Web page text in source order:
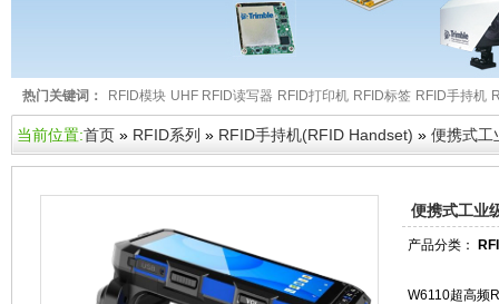
热门关键词： RFID模块 UHF RFID读写器 RFID打印机 RFID标签 RFID手持机
当前位置:首页 » RFID系列 » RFID手持机(RFID Handset) » 便携式工
便携式工业
产品分类：
W6110超高频